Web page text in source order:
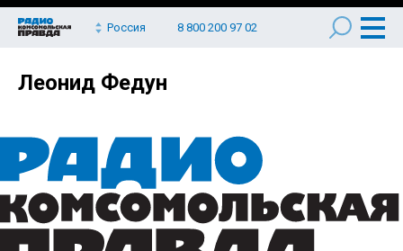
Россия 8 800 200 97 02
Леонид Федун